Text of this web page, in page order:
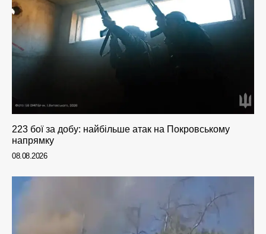
223 бої за добу: найбільше атак на Покровському
напрямку
08.08.2026